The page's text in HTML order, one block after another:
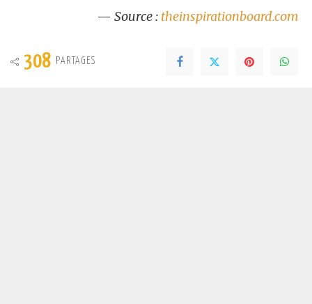
— Source : theinspirationboard.com
308 PARTAGES